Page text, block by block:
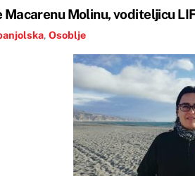
Macarenu Molinu, voditeljicu
,Osoblje